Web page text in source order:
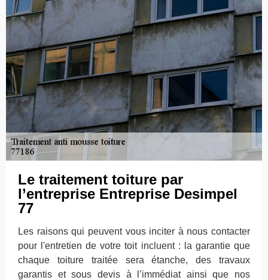
Le traitement toiture par
l’entreprise Entreprise Desimpel
77
Les raisons qui peuvent vous inciter à nous contacter
pour l'entretien de votre toit incluent : la garantie que
chaque toiture traitée sera étanche, des travaux
garantis et sous devis à l’immédiat ainsi que nos